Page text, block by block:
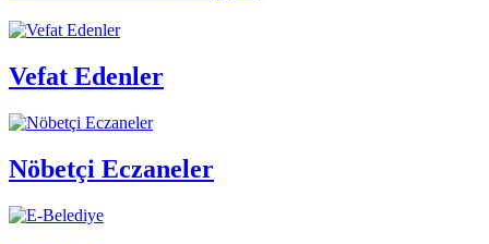
Vefat Edenler
Nöbetçi Eczaneler